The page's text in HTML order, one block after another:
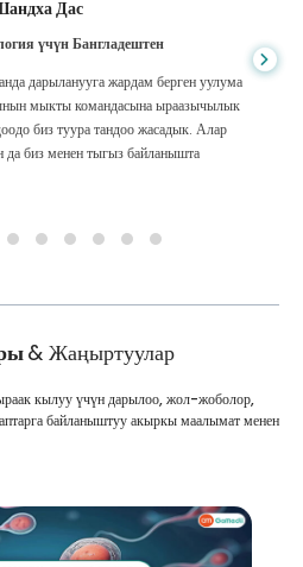
Ислам
үчүн Бангладештен
ар кандай дарыларды ала алам деп
менен GoMedii менен жолугуп,
кийин гана болду.
& Жаңыртуулар
кылуу үчүн дарылоо, жол-жоболор,
байланыштуу акыркы маалымат менен